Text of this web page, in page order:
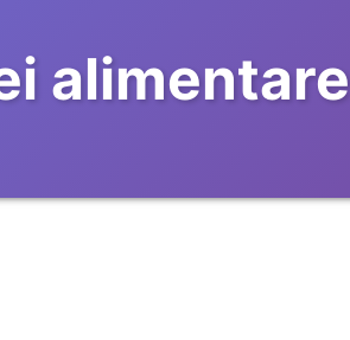
alimentare